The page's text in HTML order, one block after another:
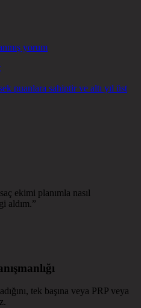
yorum
puanlara sahiptir ve altı yıl üst
ekimi planımla nasıl
aldım.”
tek başına veya PRP veya